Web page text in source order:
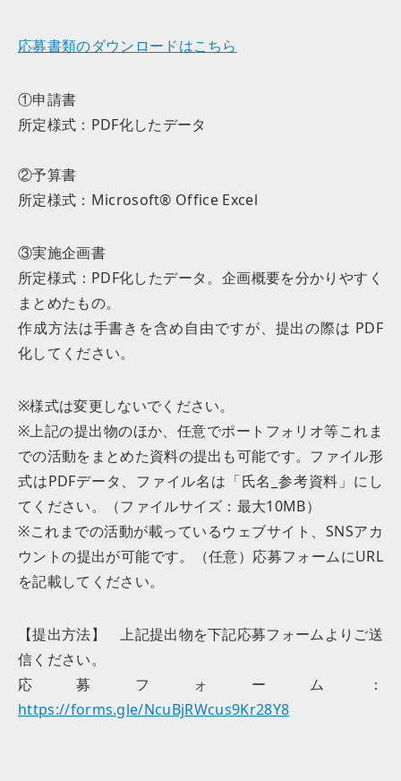
応募書類のダウンロードはこちら
①申請書
所定様式：PDF化したデータ
②予算書
所定様式：Microsoft® Office Excel
③実施企画書
所定様式：PDF化したデータ。企画概要を分かりやすく
まとめたもの。
作成方法は手書きを含め自由ですが、提出の際は PDF
化してください。
※様式は変更しないでください。
※上記の提出物のほか、任意でポートフォリオ等これま
での活動をまとめた資料の提出も可能です。ファイル形
式はPDFデータ、ファイル名は「氏名_参考資料」にし
てください。（ファイルサイズ：最大10MB）
※これまでの活動が載っているウェブサイト、SNSアカ
ウントの提出が可能です。（任意）応募フォームにURL
を記載してください。
【提出方法】 上記提出物を下記応募フォームよりご送
信ください。
応募フォーム：
https://forms.gle/NcuBjRWcus9Kr28Y8